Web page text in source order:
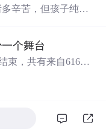
辛苦，但孩子纯真
个舞台
束，共有来自616所